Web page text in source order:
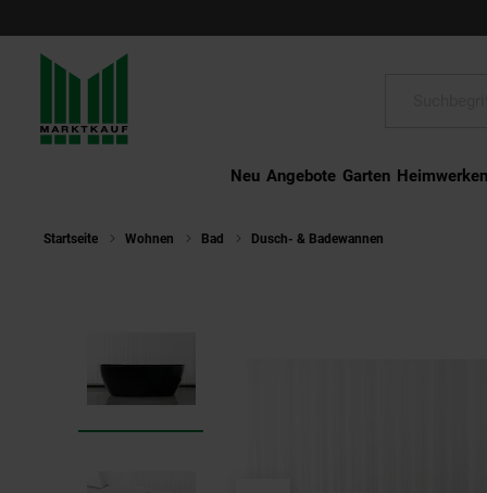
Neu Angebote Garten Heimwerken
Startseite Wohnen Bad Dusch- & Badewannen